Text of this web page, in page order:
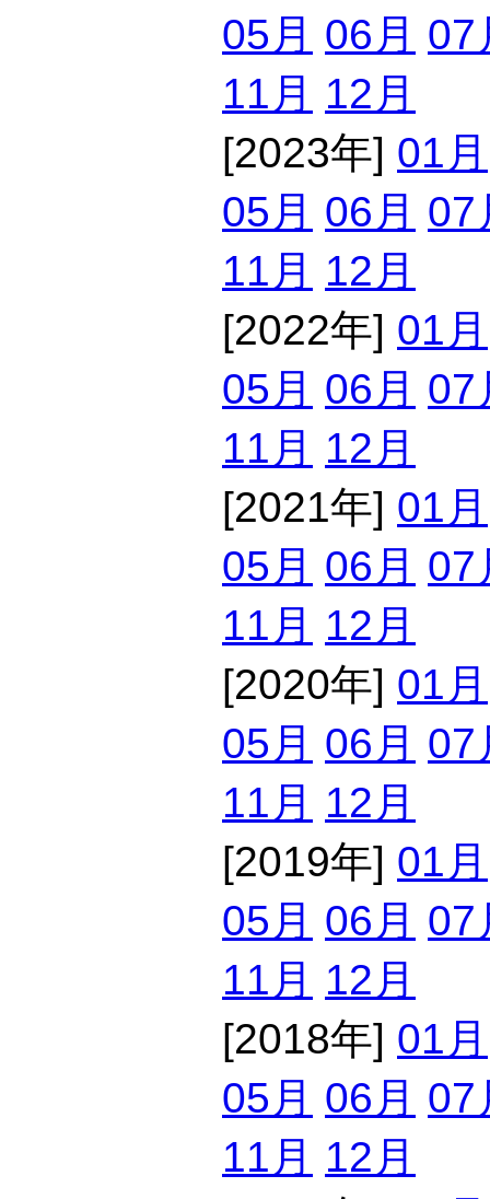
05月 06月 07
11月 12月
[2023年] 01月
05月 06月 07
11月 12月
[2022年] 01月
05月 06月 07
11月 12月
[2021年] 01月
05月 06月 07
11月 12月
[2020年] 01月
05月 06月 07
11月 12月
[2019年] 01月
05月 06月 07
11月 12月
[2018年] 01月
05月 06月 07
11月 12月